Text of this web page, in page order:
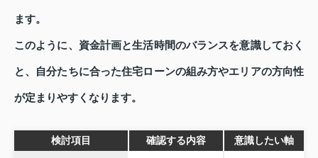
ます。
このように、資金計画と生活時間のバランスを意識しておく
と、自分たちに合った住宅ローンの組み方やエリアの方向性
が定まりやすくなります。
検討項目 確認する内容 意識したい軸